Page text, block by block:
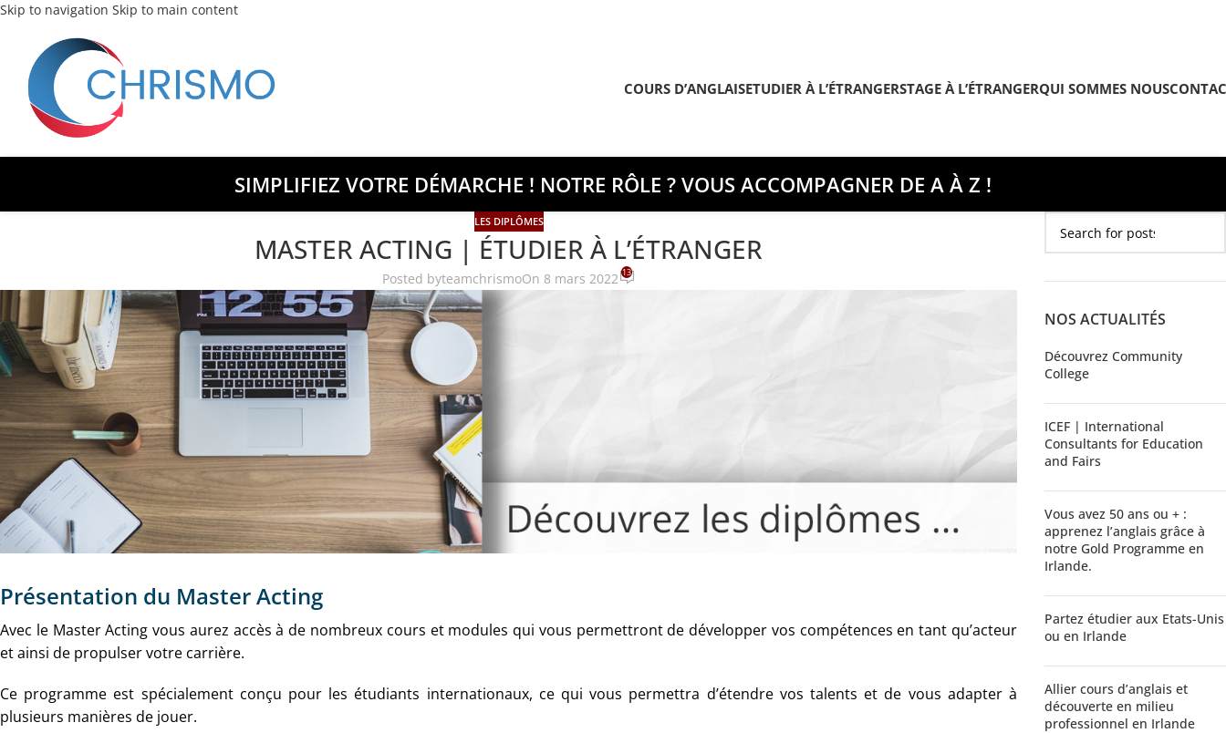
Skip to navigation Skip to main content
COURS D’ANGLAISETUDIER À L’ÉTRANGERSTAGE À L’ÉTRANGERQUI SOMMES NOUS
SIMPLIFIEZ VOTRE DÉMARCHE ! NOTRE RÔLE ? VOUS ACCOMPAGNER DE A À Z !
LES DIPLÔMES
MASTER ACTING | ÉTUDIER À L’ÉTRANGER
Posted byteamchrismoOn 8 mars 2022 13
Présentation du Master Acting
Avec le Master Acting vous aurez accès à de nombreux cours et modules qui vous permettront de développer vos compétences en tant qu’acteur
et ainsi de propulser votre carrière.
Ce programme est spécialement conçu pour les étudiants internationaux, ce qui vous permettra d’étendre vos talents et de vous adapter à
plusieurs manières de jouer.
NOS ACTUALITÉS
Découvrez Community
College
ICEF | International
Consultants for Education
and Fairs
Vous avez 50 ans ou + :
apprenez l’anglais grâce à
notre Gold Programme en
Irlande.
Partez étudier aux Etats-Unis
ou en Irlande
Allier cours d’anglais et
découverte en milieu
professionnel en Irlande